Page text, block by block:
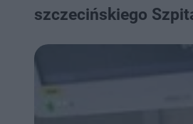
szczecińskiego